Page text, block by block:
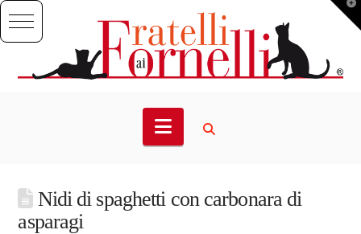
Navigation
Nidi di spaghetti con carbonara di
asparagi